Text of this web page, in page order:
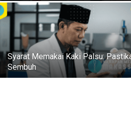
Syarat Memakai Kaki Palsu:
Sembuh